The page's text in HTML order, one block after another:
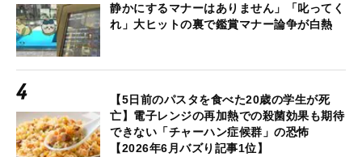
静かにするマナーはありません」「叱ってく
れ」大ヒットの裏で鑑賞マナー論争が白熱
【5日前のパスタを食べた20歳の学生が死
亡】電子レンジの再加熱での殺菌効果も期待
できない「チャーハン症候群」の恐怖
【2026年6月バズり記事1位】